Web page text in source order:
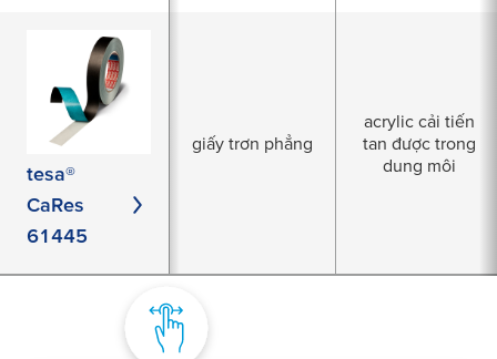
tesa®
CaRes
61445
giấy trơn phẳng
acrylic cải tiến
tan được trong
dung môi